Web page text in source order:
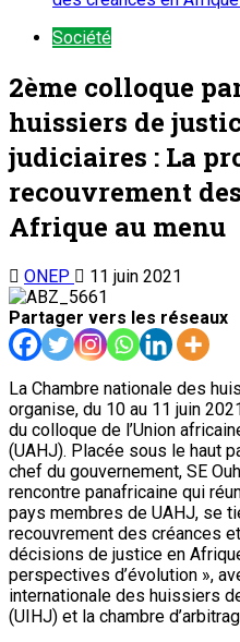
Société
2ème colloque
huissiers de
judiciaires : La
recouvrement
Afrique au menu
ONEP
11 juin 2021
Partager vers les réseaux
La Chambre nationale des
organise, du 10 au 11 juin
du colloque de l’Union
(UAHJ). Placée sous le haut
chef du gouvernement, SE
rencontre panafricaine qui
pays membres de UAHJ, se
recouvrement des créances
décisions de justice en
perspectives d’évolution »,
internationale des huissiers
(UIHJ) et la chambre